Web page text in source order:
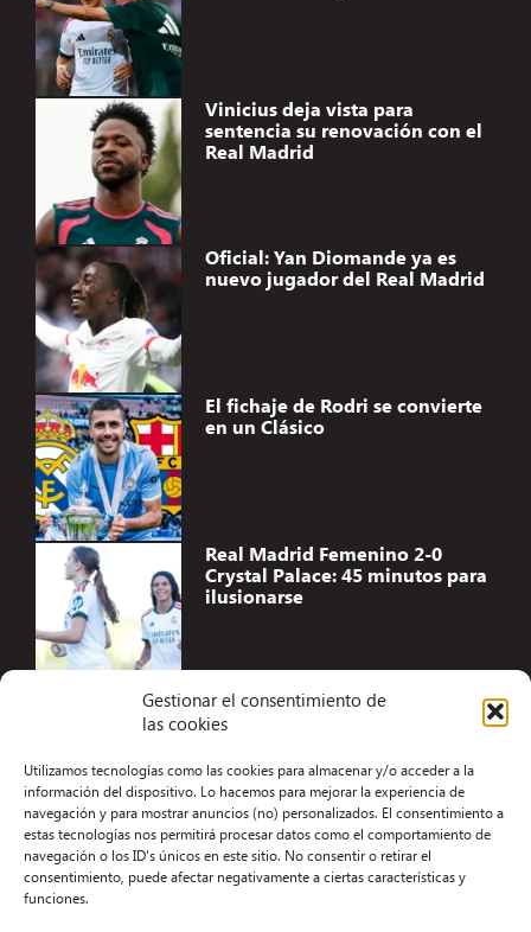
Gestionar el consentimiento de
las cookies
Utilizamos tecnologías como las cookies para almacenar y/o acceder a la
información del dispositivo. Lo hacemos para mejorar la experiencia de
navegación y para mostrar anuncios (no) personalizados. El consentimiento a
estas tecnologías nos permitirá procesar datos como el comportamiento de
navegación o los ID's únicos en este sitio. No consentir o retirar el
consentimiento, puede afectar negativamente a ciertas características y
funciones.
Vinicius deja vista para
sentencia su renovación con el
Real Madrid
Oficial: Yan Diomande ya es
nuevo jugador del Real Madrid
El fichaje de Rodri se convierte
en un Clásico
Real Madrid Femenino 2-0
Crystal Palace: 45 minutos para
ilusionarse
Aviso Legal
Términos y condiciones
Política de privacidad